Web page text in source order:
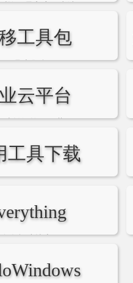
许可导入密码申请
工具包
工具大集合
云平台
本认证许可下载
工具下载
全盘极速搜索